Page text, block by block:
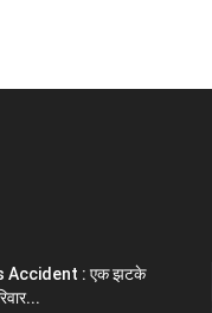
Accident : एक झटके